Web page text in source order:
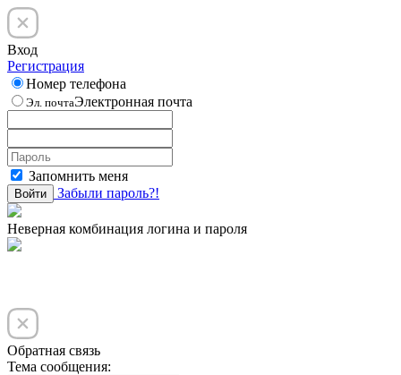
Вход
Регистрация
Номер телефона
Эл. почтаЭлектронная почта
Запомнить меня
Войти Забыли пароль?!
Неверная комбинация логина и пароля
Обратная связь
Тема сообщения: